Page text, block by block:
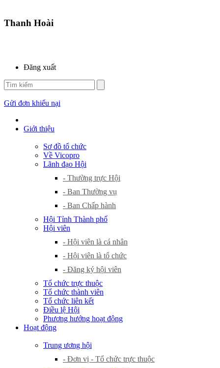
Thanh Hoài
Đăng xuất
Gửi đơn khiếu nại
Giới thiệu
Sơ đồ tổ chức
Về Vicopro
Lãnh đạo Hội
- Thường trực Hội
- Ban Thường vụ
- Ban Chấp hành
Hội Tỉnh Thành phố
Hội viên
- Hội viên là cá nhân
- Hội viên là tổ chức
- Đăng ký hội viên
Tổ chức trực thuộc
Tổ chức thành viên
Tổ chức liên kết
Điều lệ Hội
Phương hướng hoạt động
Hoạt động
Trung ương hội
- Đơn vị - Tổ chức trực thuộc